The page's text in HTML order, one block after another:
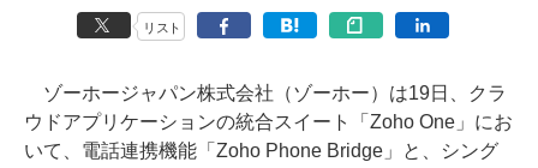
リスト
ゾーホージャパン株式会社（ゾーホー）は19日、クラ
ウドアプリケーションの統合スイート「Zoho One」にお
いて、電話連携機能「Zoho Phone Bridge」と、シング